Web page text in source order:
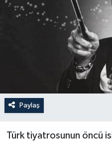
Paylaş
Türk tiyatrosunun öncü